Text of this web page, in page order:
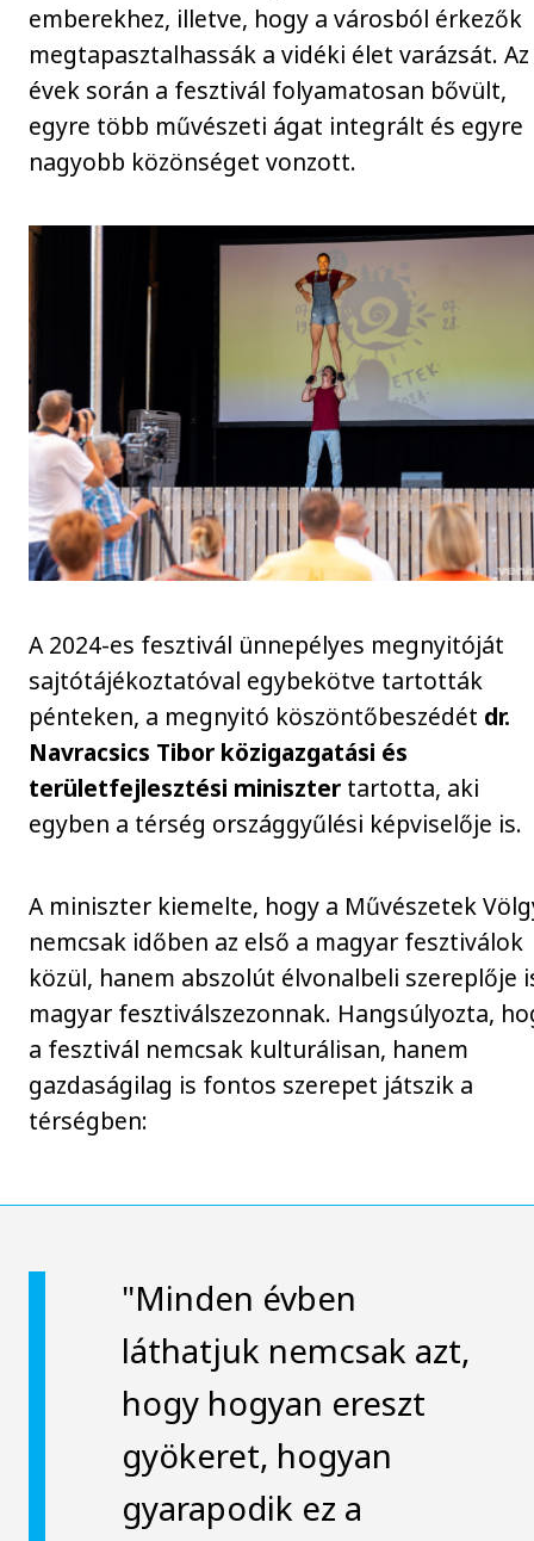
emberekhez, illetve, hogy a városból érkezők
megtapasztalhassák a vidéki élet varázsát. Az
évek során a fesztivál folyamatosan bővült,
egyre több művészeti ágat integrált és egyre
nagyobb közönséget vonzott.
A 2024-es fesztivál ünnepélyes megnyitóját
sajtótájékoztatóval egybekötve tartották
pénteken, a megnyitó köszöntőbeszédét dr.
Navracsics Tibor közigazgatási és
területfejlesztési miniszter tartotta, aki
egyben a térség országgyűlési képviselője is.
A miniszter kiemelte, hogy a Művészetek
nemcsak időben az első a magyar fesztiválok
közül, hanem abszolút élvonalbeli szereplője
magyar fesztiválszezonnak. Hangsúlyozta,
a fesztivál nemcsak kulturálisan, hanem
gazdaságilag is fontos szerepet játszik a
térségben:
"Minden évben
láthatjuk nemcsak azt,
hogy hogyan ereszt
gyökeret, hogyan
gyarapodik ez a